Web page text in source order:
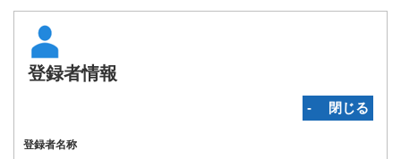
登録者情報
‐ 閉じる
登録者名称